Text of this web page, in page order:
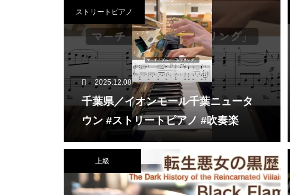
ストリートピアノ
2025.12.08
千葉県／イオンモール千葉ニュータ
ウン #ストリートピアノ #吹奏楽
上級